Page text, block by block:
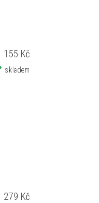
155 Kč
skladem
279 Kč